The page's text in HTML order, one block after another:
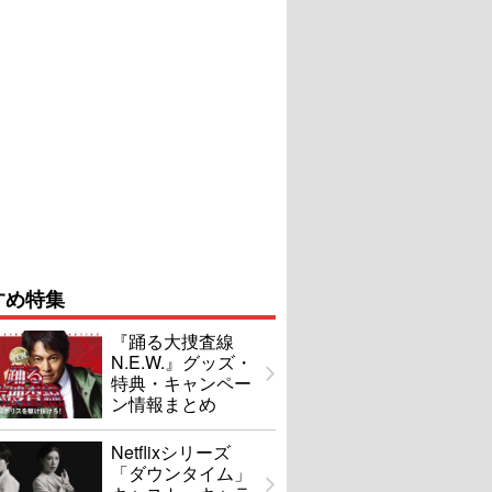
特集
『踊る大捜査線
N.E.W.』グッズ・
特典・キャンペー
ン情報まとめ
Netflixシリーズ
「ダウンタイム」